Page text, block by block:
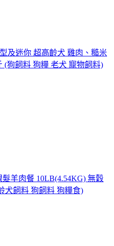
及迷你 超高齡犬 雞肉、糙米
(狗飼料 狗糧 老犬 寵物飼料)
羊肉餐 10LB(4.54KG) 無穀
犬飼料 狗飼料 狗糧食)